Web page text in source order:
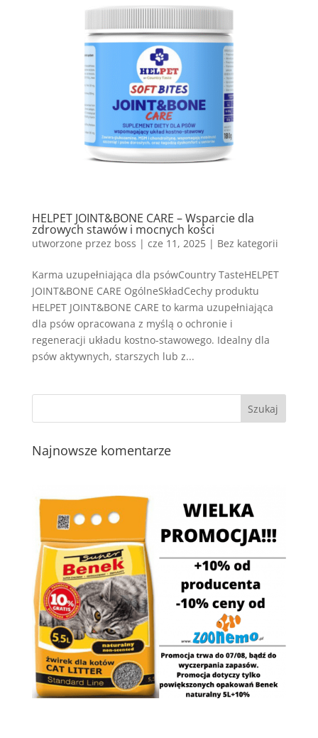
HELPET JOINT&BONE CARE – Wsparcie dla
zdrowych stawów i mocnych kości
utworzone przez boss | cze 11, 2025| Bez kategorii
Karma uzupełniająca dla psówCountry TasteHELPET
JOINT&BONE CARE OgólneSkładCechy produktu
HELPET JOINT&BONE CARE to karma uzupełniająca
dla psów opracowana z myślą o ochronie i
regeneracji układu kostno-stawowego. Idealny dla
psów aktywnych, starszych lub z...
Najnowsze komentarze